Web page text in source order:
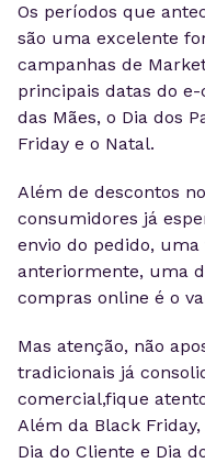
Os períodos que
são uma excelente
campanhas de
principais datas do
das Mães, o Dia dos
Friday e o Natal.
Além de descontos
consumidores já
envio do pedido,
anteriormente, uma
compras online é o
Mas atenção, não
tradicionais já
comercial,fique
Além da Black
Dia do Cliente e Dia